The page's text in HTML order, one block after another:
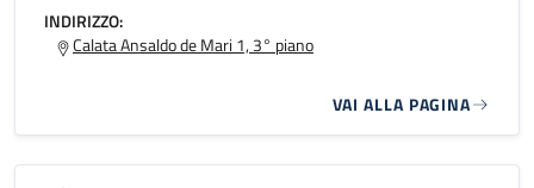
INDIRIZZO:
Calata Ansaldo de Mari 1, 3° piano
VAI ALLA PAGINA